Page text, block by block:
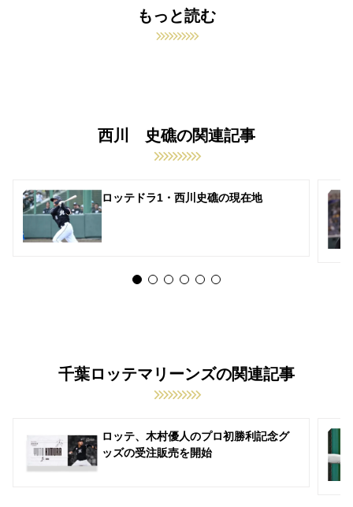
もっと読む
西川 史礁の関連記事
ロッテドラ1・西川史礁の現在地
千葉ロッテマリーンズの関連記事
ロッテ、木村優人のプロ初勝利記念グ
ッズの受注販売を開始